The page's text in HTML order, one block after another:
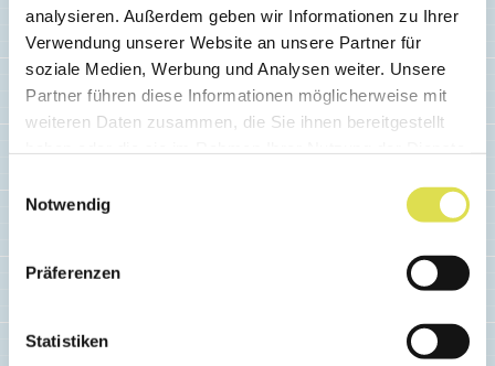
analysieren. Außerdem geben wir Informationen zu Ihrer
Verwendung unserer Website an unsere Partner für
soziale Medien, Werbung und Analysen weiter. Unsere
Partner führen diese Informationen möglicherweise mit
weiteren Daten zusammen, die Sie ihnen bereitgestellt
Notwendig
Präferenzen
Statistiken
Cromosoma 23 : I cromosomi